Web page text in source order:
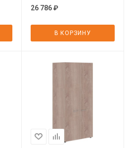
26 786₽
В КОРЗИНУ